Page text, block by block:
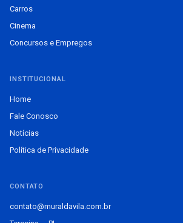
Carros
Cinema
Concursos e Empregos
INSTITUCIONAL
Home
Fale Conosco
Notícias
Política de Privacidade
CONTATO
contato@muraldavila.com.br